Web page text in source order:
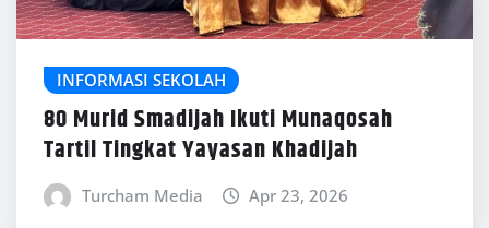
INFORMASI SEKOLAH
80 Murid Smadijah Ikuti Munaqosah
Tartil Tingkat Yayasan Khadijah
Turcham Media Apr 23, 2026